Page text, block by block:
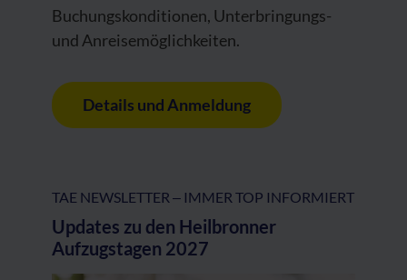
Buchungskonditionen, Unterbringungs-
und Anreisemöglichkeiten.
Details und Anmeldung
TAE NEWSLETTER ‒ IMMER TOP INFORMIERT
Updates zu den Heilbronner
Aufzugstagen 2027